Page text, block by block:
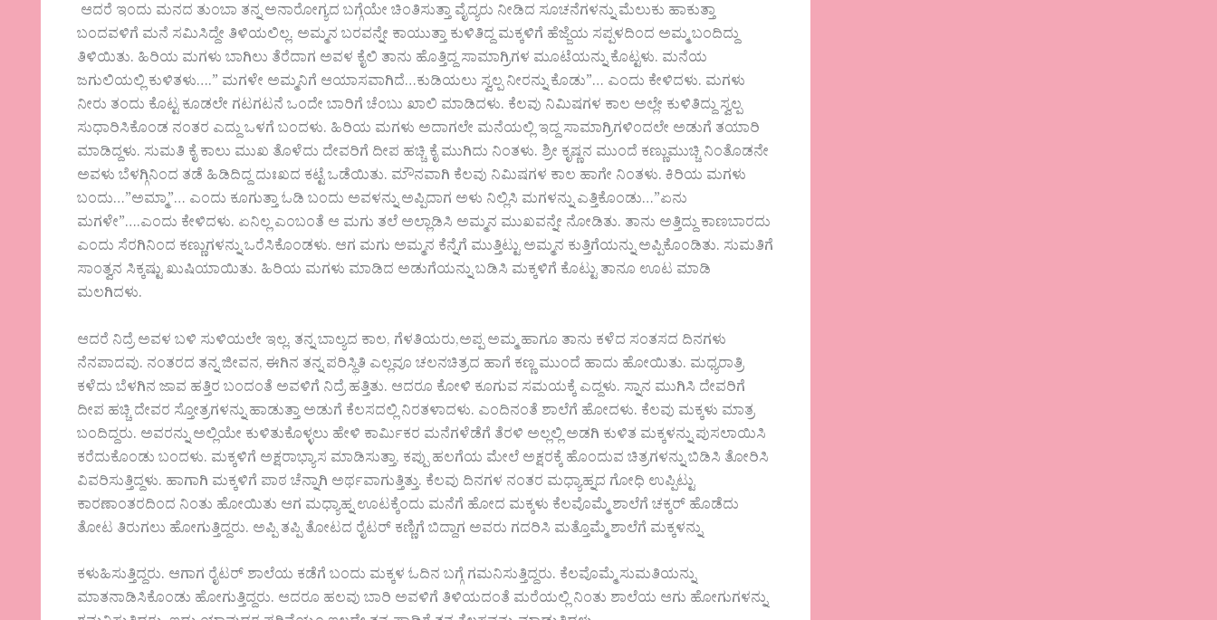
ಆದರೆ ಇಂದು ಮನದ ತುಂಬಾ ತನ್ನ ಅನಾರೋಗ್ಯದ ಬಗ್ಗೆಯೇ ಚಿಂತಿಸುತ್ತಾ ವೈದ್ಯರು ನೀಡಿದ ಸೂಚನೆಗಳನ್ನು ಮೆಲುಕು ಹಾಕುತ್ತಾ
ಬಂದವಳಿಗೆ ಮನೆ ಸಮಿಸಿದ್ದೇ ತಿಳಿಯಲಿಲ್ಲ. ಅಮ್ಮನ ಬರವನ್ನೇ ಕಾಯುತ್ತಾ ಕುಳಿತಿದ್ದ ಮಕ್ಕಳಿಗೆ ಹೆಜ್ಜೆಯ ಸಪ್ಪಳದಿಂದ ಅಮ್ಮ ಬಂದಿದ್ದು
ತಿಳಿಯಿತು. ಹಿರಿಯ ಮಗಳು ಬಾಗಿಲು ತೆರೆದಾಗ ಅವಳ ಕೈಲಿ ತಾನು ಹೊತ್ತಿದ್ದ ಸಾಮಾಗ್ರಿಗಳ ಮೂಟೆಯನ್ನು ಕೊಟ್ಟಳು. ಮನೆಯ
ಜಗುಲಿಯಲ್ಲಿ ಕುಳಿತಳು….” ಮಗಳೇ ಅಮ್ಮನಿಗೆ ಆಯಾಸವಾಗಿದೆ…ಕುಡಿಯಲು ಸ್ವಲ್ಪ ನೀರನ್ನು ಕೊಡು”… ಎಂದು ಕೇಳಿದಳು. ಮಗಳು
ನೀರು ತಂದು ಕೊಟ್ಟ ಕೂಡಲೇ ಗಟಗಟನೆ ಒಂದೇ ಬಾರಿಗೆ ಚೆಂಬು ಖಾಲಿ ಮಾಡಿದಳು. ಕೆಲವು ನಿಮಿಷಗಳ ಕಾಲ ಅಲ್ಲೇ ಕುಳಿತಿದ್ದು ಸ್ವಲ್ಪ
ಸುಧಾರಿಸಿಕೊಂಡ ನಂತರ ಎದ್ದು ಒಳಗೆ ಬಂದಳು. ಹಿರಿಯ ಮಗಳು ಅದಾಗಲೇ ಮನೆಯಲ್ಲಿ ಇದ್ದ ಸಾಮಾಗ್ರಿಗಳಿಂದಲೇ ಅಡುಗೆ ತಯಾರಿ
ಮಾಡಿದ್ದಳು. ಸುಮತಿ ಕೈ ಕಾಲು ಮುಖ ತೊಳೆದು ದೇವರಿಗೆ ದೀಪ ಹಚ್ಚಿ ಕೈ ಮುಗಿದು ನಿಂತಳು. ಶ್ರೀ ಕೃಷ್ಣನ ಮುಂದೆ ಕಣ್ಣುಮುಚ್ಚಿ ನಿಂತೊಡನೇ
ಅವಳು ಬೆಳಗ್ಗಿನಿಂದ ತಡೆ ಹಿಡಿದಿದ್ದ ದುಃಖದ ಕಟ್ಟೆ ಒಡೆಯಿತು. ಮೌನವಾಗಿ ಕೆಲವು ನಿಮಿಷಗಳ ಕಾಲ ಹಾಗೇ ನಿಂತಳು. ಕಿರಿಯ ಮಗಳು
ಬಂದು…”ಅಮ್ಮಾ”… ಎಂದು ಕೂಗುತ್ತಾ ಓಡಿ ಬಂದು ಅವಳನ್ನು ಅಪ್ಪಿದಾಗ ಅಳು ನಿಲ್ಲಿಸಿ ಮಗಳನ್ನು ಎತ್ತಿಕೊಂಡು…”ಏನು
ಮಗಳೇ”….ಎಂದು ಕೇಳಿದಳು. ಏನಿಲ್ಲ ಎಂಬಂತೆ ಆ ಮಗು ತಲೆ ಅಲ್ಲಾಡಿಸಿ ಅಮ್ಮನ ಮುಖವನ್ನೇ ನೋಡಿತು. ತಾನು ಅತ್ತಿದ್ದು ಕಾಣಬಾರದು
ಎಂದು ಸೆರಗಿನಿಂದ ಕಣ್ಣುಗಳನ್ನು ಒರೆಸಿಕೊಂಡಳು. ಆಗ ಮಗು ಅಮ್ಮನ ಕೆನ್ನೆಗೆ ಮುತ್ತಿಟ್ಟು ಅಮ್ಮನ ಕುತ್ತಿಗೆಯನ್ನು ಅಪ್ಪಿಕೊಂಡಿತು. ಸುಮತಿಗೆ
ಸಾಂತ್ವನ ಸಿಕ್ಕಷ್ಟು ಖುಷಿಯಾಯಿತು. ಹಿರಿಯ ಮಗಳು ಮಾಡಿದ ಅಡುಗೆಯನ್ನು ಬಡಿಸಿ ಮಕ್ಕಳಿಗೆ ಕೊಟ್ಟು ತಾನೂ ಊಟ ಮಾಡಿ
ಮಲಗಿದಳು.
ಆದರೆ ನಿದ್ರೆ ಅವಳ ಬಳಿ ಸುಳಿಯಲೇ ಇಲ್ಲ. ತನ್ನ ಬಾಲ್ಯದ ಕಾಲ, ಗೆಳತಿಯರು,ಅಪ್ಪ ಅಮ್ಮ ಹಾಗೂ ತಾನು ಕಳೆದ ಸಂತಸದ ದಿನಗಳು
ನೆನಪಾದವು. ನಂತರದ ತನ್ನ ಜೀವನ, ಈಗಿನ ತನ್ನ ಪರಿಸ್ಥಿತಿ ಎಲ್ಲವೂ ಚಲನಚಿತ್ರದ ಹಾಗೆ ಕಣ್ಣ ಮುಂದೆ ಹಾದು ಹೋಯಿತು. ಮಧ್ಯರಾತ್ರಿ
ಕಳೆದು ಬೆಳಗಿನ ಜಾವ ಹತ್ತಿರ ಬಂದಂತೆ ಅವಳಿಗೆ ನಿದ್ರೆ ಹತ್ತಿತು. ಆದರೂ ಕೋಳಿ ಕೂಗುವ ಸಮಯಕ್ಕೆ ಎದ್ದಳು. ಸ್ನಾನ ಮುಗಿಸಿ ದೇವರಿಗೆ
ದೀಪ ಹಚ್ಚಿ ದೇವರ ಸ್ತೋತ್ರಗಳನ್ನು ಹಾಡುತ್ತಾ ಅಡುಗೆ ಕೆಲಸದಲ್ಲಿ ನಿರತಳಾದಳು. ಎಂದಿನಂತೆ ಶಾಲೆಗೆ ಹೋದಳು. ಕೆಲವು ಮಕ್ಕಳು ಮಾತ್ರ
ಬಂದಿದ್ದರು. ಅವರನ್ನು ಅಲ್ಲಿಯೇ ಕುಳಿತುಕೊಳ್ಳಲು ಹೇಳಿ ಕಾರ್ಮಿಕರ ಮನೆಗಳೆಡೆಗೆ ತೆರಳಿ ಅಲ್ಲಲ್ಲಿ ಅಡಗಿ ಕುಳಿತ ಮಕ್ಕಳನ್ನು ಪುಸಲಾಯಿಸಿ
ಕರೆದುಕೊಂಡು ಬಂದಳು. ಮಕ್ಕಳಿಗೆ ಅಕ್ಷರಾಭ್ಯಾಸ ಮಾಡಿಸುತ್ತಾ, ಕಪ್ಪು ಹಲಗೆಯ ಮೇಲೆ ಅಕ್ಷರಕ್ಕೆ ಹೊಂದುವ ಚಿತ್ರಗಳನ್ನು ಬಿಡಿಸಿ ತೋರಿಸಿ
ವಿವರಿಸುತ್ತಿದ್ದಳು. ಹಾಗಾಗಿ ಮಕ್ಕಳಿಗೆ ಪಾಠ ಚೆನ್ನಾಗಿ ಅರ್ಥವಾಗುತ್ತಿತ್ತು. ಕೆಲವು ದಿನಗಳ ನಂತರ ಮಧ್ಯಾಹ್ನದ ಗೋಧಿ ಉಪ್ಪಿಟ್ಟು
ಕಾರಣಾಂತರದಿಂದ ನಿಂತು ಹೋಯಿತು ಆಗ ಮಧ್ಯಾಹ್ನ ಊಟಕ್ಕೆಂದು ಮನೆಗೆ ಹೋದ ಮಕ್ಕಳು ಕೆಲವೊಮ್ಮೆ ಶಾಲೆಗೆ ಚಕ್ಕರ್ ಹೊಡೆದು
ತೋಟ ತಿರುಗಲು ಹೋಗುತ್ತಿದ್ದರು. ಅಪ್ಪಿ ತಪ್ಪಿ ತೋಟದ ರೈಟರ್ ಕಣ್ಣಿಗೆ ಬಿದ್ದಾಗ ಅವರು ಗದರಿಸಿ ಮತ್ತೊಮ್ಮೆ ಶಾಲೆಗೆ ಮಕ್ಕಳನ್ನು
ಕಳುಹಿಸುತ್ತಿದ್ದರು. ಆಗಾಗ ರೈಟರ್ ಶಾಲೆಯ ಕಡೆಗೆ ಬಂದು ಮಕ್ಕಳ ಓದಿನ ಬಗ್ಗೆ ಗಮನಿಸುತ್ತಿದ್ದರು. ಕೆಲವೊಮ್ಮೆ ಸುಮತಿಯನ್ನು
ಮಾತನಾಡಿಸಿಕೊಂಡು ಹೋಗುತ್ತಿದ್ದರು. ಆದರೂ ಹಲವು ಬಾರಿ ಅವಳಿಗೆ ತಿಳಿಯದಂತೆ ಮರೆಯಲ್ಲಿ ನಿಂತು ಶಾಲೆಯ ಆಗು ಹೋಗುಗಳನ್ನು